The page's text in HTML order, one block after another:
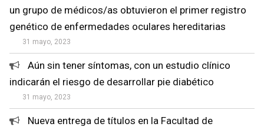
un grupo de médicos/as obtuvieron el primer registro
genético de enfermedades oculares hereditarias
31 mayo, 2023
Aún sin tener síntomas, con un estudio clínico
indicarán el riesgo de desarrollar pie diabético
31 mayo, 2023
Nueva entrega de títulos en la Facultad de